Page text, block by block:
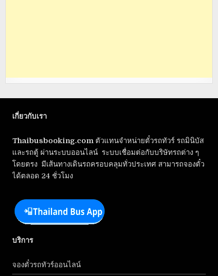
เกี่ยวกับเรา
Thaibusbooking.com ตัวแทนจำหน่ายตั๋วรถทัวร์ รถมินิบัส
และรถตู้ ผ่านระบบออนไลน์ ระบบเชื่อมต่อกับบริษัทรถต่าง ๆ
โดยตรง มีเส้นทางเดินรถครอบคลุมทั่วประเทศ สามารถจองตั๋ว
ได้ตลอด 24 ชั่วโมง
บริการ
จองตั๋วรถทัวร์ออนไลน์